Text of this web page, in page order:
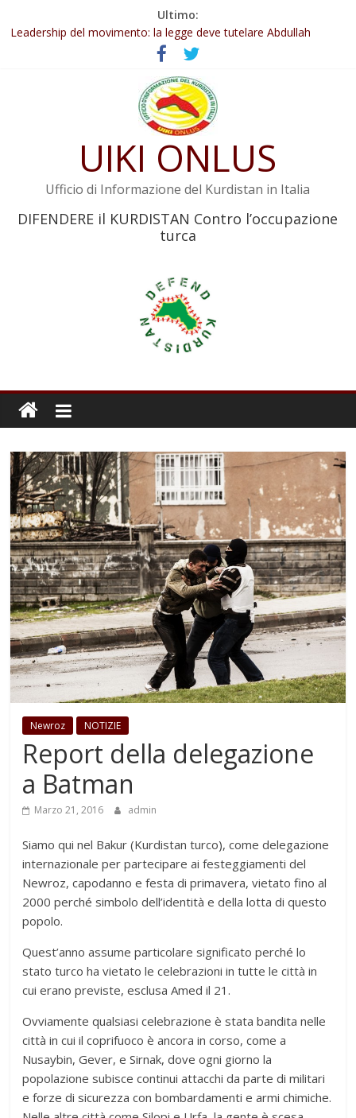
Ultimo:
Abdullah Öcalan: Le legge negativa deve essere trasformata in
Leadership del movimento: la legge deve tutelare Abdullah
Öcalan e l’intero movimento
Commissione donne del KNK: Şengal è di nuovo sotto minaccia
Non tenere conto della situazione di Rêber Apo ostacolerebbe
Il KNK chiede un’azione internazionale contro i crimini di guerra
UIKI ONLUS
Ufficio di Informazione del Kurdistan in Italia
DIFENDERE il KURDISTAN Contro l’occupazione
turca
Newroz NOTIZIE
Report della delegazione
a Batman
Marzo 21, 2016 admin
Siamo qui nel Bakur (Kurdistan turco), come delegazione
internazionale per partecipare ai festeggiamenti del
Newroz, capodanno e festa di primavera, vietato fino al
2000 perché simbolo dell’identità e della lotta di questo
popolo.
Quest’anno assume particolare significato perché lo
stato turco ha vietato le celebrazioni in tutte le città in
cui erano previste, esclusa Amed il 21.
Ovviamente qualsiasi celebrazione è stata bandita nelle
città in cui il coprifuoco è ancora in corso, come a
Nusaybin, Gever, e Sirnak, dove ogni giorno la
popolazione subisce continui attacchi da parte di militari
e forze di sicurezza con bombardamenti e armi chimiche.